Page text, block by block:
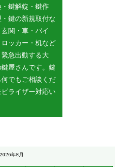
鍵解錠・鍵作
鍵の新規取付な
関・車・バイ
ッカー・机など
急出動する大
屋さんです。鍵
でもご相談くだ
ライザー対応い
2026年8月